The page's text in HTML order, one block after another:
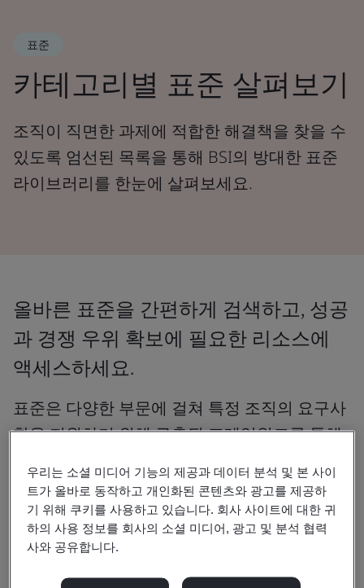
표준
카테고리별 표준 살펴보기
조직이 직면한 과제에 적합한 해결책을 찾을 수
있도록 엄선된 목록을 통해 BSI의 방대한 표준
라이브러리를 한눈에 살펴보세요.
올바른 표준을 간편하게 검색하고, 성공
과 경쟁 우위 확보에 필요한 리소스에
액세스하세요.
표준은 다양한 부문에 걸쳐 특정 조직의 요구사
항을 지원하기 위해 구축된 프레임워크를 통해
정보를 제공하는 실용적인 도구입니다.
하지만 110,000개가 넘는 표준과 간행물을 탐색해야 하는
상황에서 어디서부터 시작해야 할지 막막하게 느껴질 수 있
우리는 소셜 미디어 기능의 제공과 데이터 분석 및 본 사이
트가 올바로 동작하고 개인화된 콘텐츠와 광고를 제공하
기 위해 쿠키를 사용하고 있습니다. 회사 사이트에 대한 귀
하의 사용 정보를 회사의 소셜 미디어, 광고 및 분석 협력
사와 공유합니다.